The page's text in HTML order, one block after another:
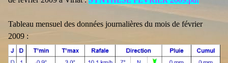
Tableau mensuel des données journalières du mois de février
2009 :